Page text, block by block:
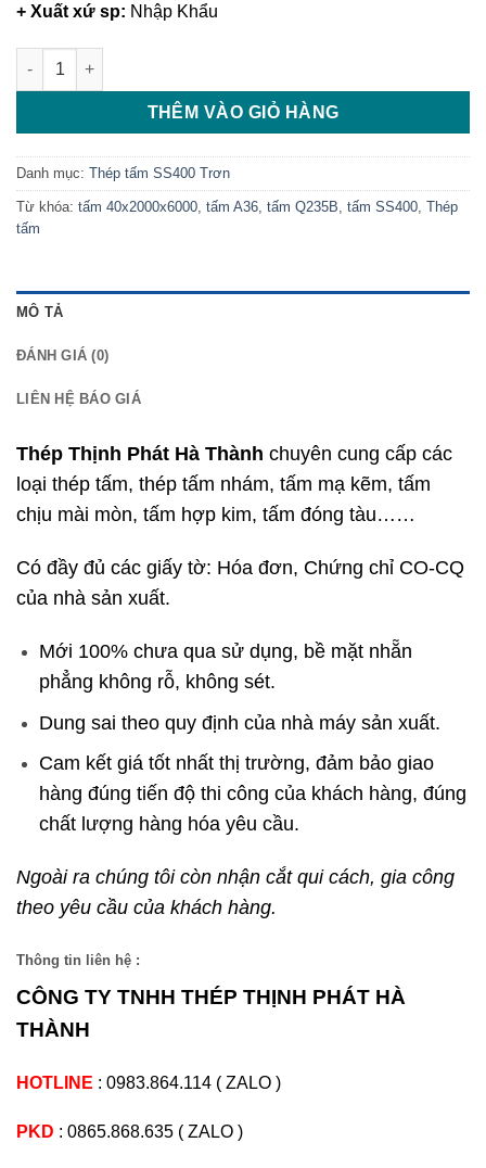
+ Xuất xứ sp: Nhập Khẩu
Thép tấm SS400/Q235B/A36 40 x 2000 x 6000 số lượng
THÊM VÀO GIỎ HÀNG
Danh mục: Thép tấm SS400 Trơn
Từ khóa: tấm 40x2000x6000 tấm A36 tấm Q235B tấm SS400 Thép
tấm
MÔ TẢ
ĐÁNH GIÁ (0)
LIÊN HỆ BÁO GIÁ
Thép Thịnh Phát Hà Thành chuyên cung cấp các
loại thép tấm, thép tấm nhám, tấm mạ kẽm, tấm
chịu mài mòn, tấm hợp kim, tấm đóng tàu……
Có đầy đủ các giấy tờ: Hóa đơn, Chứng chỉ CO-CQ
của nhà sản xuất.
Mới 100% chưa qua sử dụng, bề mặt nhẵn
phẳng không rỗ, không sét.
Dung sai theo quy định của nhà máy sản xuất.
Cam kết giá tốt nhất thị trường, đảm bảo giao
hàng đúng tiến độ thi công của khách hàng, đúng
chất lượng hàng hóa yêu cầu.
Ngoài ra chúng tôi còn nhận cắt qui cách, gia công
theo yêu cầu của khách hàng.
Thông tin liên hệ :
CÔNG TY TNHH THÉP THỊNH PHÁT HÀ
THÀNH
HOTLINE : 0983.864.114 ( ZALO )
PKD : 0865.868.635 ( ZALO )